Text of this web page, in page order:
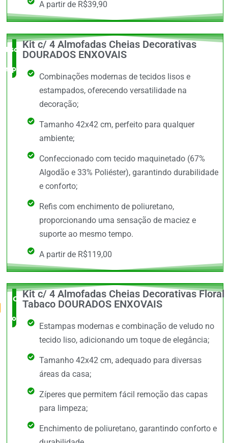
A partir de R$39,90
Escolha do
especialista
Kit c/ 4 Almofadas Cheias Decorativas
DOURADOS ENXOVAIS
Combinações modernas de tecidos lisos e
estampados, oferecendo versatilidade na
decoração;
Tamanho 42x42 cm, perfeito para qualquer
ambiente;
Confeccionado com tecido maquinetado (67%
Algodão e 33% Poliéster), garantindo durabilidade
e conforto;
Refis com enchimento de poliuretano,
proporcionando uma sensação de maciez e
suporte ao mesmo tempo.
A partir de R$119,00
O Mais
completo
Kit c/ 4 Almofadas Cheias Decorativas Floral
Tabaco DOURADOS ENXOVAIS
Estampas modernas e combinação de veludo no
tecido liso, adicionando um toque de elegância;
Tamanho 42x42 cm, adequado para diversas
áreas da casa;
Zíperes que permitem fácil remoção das capas
para limpeza;
Enchimento de poliuretano, garantindo conforto e